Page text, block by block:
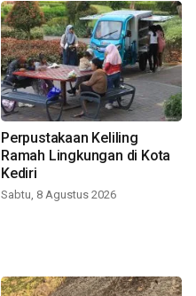
Perpustakaan Keliling
Ramah Lingkungan di Kota
Kediri
Sabtu, 8 Agustus 2026